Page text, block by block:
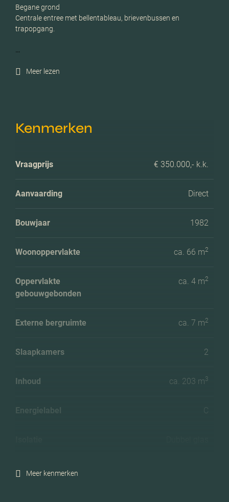
Begane grond
Centrale entree met bellentableau, brievenbussen en
trapopgang.
…
Meer lezen
Kenmerken
Vraagprijs € 350.000,- k.k.
Aanvaarding Direct
Bouwjaar 1982
Woonoppervlakte ca. 66 m2
Oppervlakte
gebouwgebonden
ca. 4 m2
Externe bergruimte ca. 7 m2
Slaapkamers 2
Inhoud ca. 203 m3
Energielabel C
Verwarming
Meer kenmerken